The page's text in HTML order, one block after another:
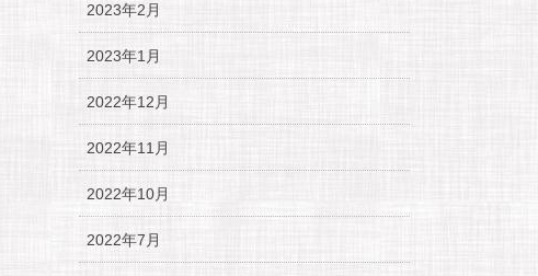
2023年2月
2023年1月
2022年12月
2022年11月
2022年10月
2022年7月